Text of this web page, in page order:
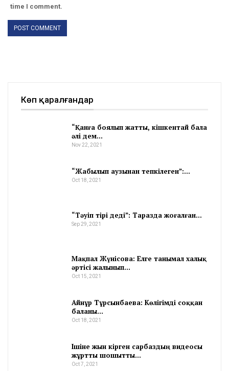
time I comment.
Көп қаралғандар
“Қанға боялып жатты, кішкентай бала
әлі дем…
Nov 22, 2021
“Жабылып аузынан тепкілеген”:…
Oct 18, 2021
“Тәуіп тірі деді”: Таразда жоғалған…
Sep 29, 2021
Мақпал Жүнісова: Елге танымал халық
әртісі жалынып…
Oct 15, 2021
Айнұр Тұрсынбаева: Көлігімді соққан
баланы…
Oct 18, 2021
Ішіне жын кірген сарбаздың видеосы
жұртты шошытты…
Oct 7, 2021